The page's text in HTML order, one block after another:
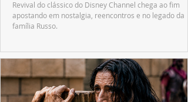
Revival do clássico do Disney Channel chega ao fim
apostando em nostalgia, reencontros e no legado da
família Russo.